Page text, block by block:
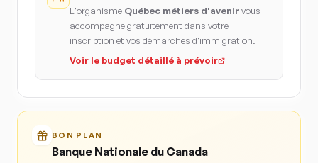
L'organisme Québec métiers d'avenirvous
accompagne gratuitement dans votre
inscription et vos démarches d'immigration.
Voir le budget détaillé à prévoir
BON PLAN
Banque Nationale du Canada